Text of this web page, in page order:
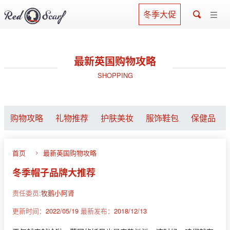
冬季大促
最新英国购物攻略
SHOPPING
购物攻略 礼物推荐 护肤美妆 服饰鞋包 保健品
首页 最新英国购物攻略
冬季帽子品牌大推荐
责任委员:牧鹅小阿肾
更新时间： 2022/05/19 最新发布： 2018/12/13